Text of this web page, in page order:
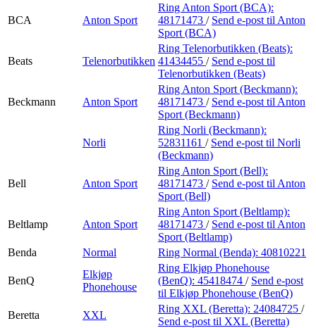
BCA Anton Sport
Ring Anton Sport (BCA):
48171473 / Send e-post til Anton
Sport (BCA)
Beats Telenorbutikken
Ring Telenorbutikken (Beats):
41434455 / Send e-post til
Telenorbutikken (Beats)
Beckmann Anton Sport
Ring Anton Sport (Beckmann):
48171473 / Send e-post til Anton
Sport (Beckmann)
Norli
Ring Norli (Beckmann):
52831161 / Send e-post til Norli
(Beckmann)
Bell Anton Sport
Ring Anton Sport (Bell):
48171473 / Send e-post til Anton
Sport (Bell)
Beltlamp Anton Sport
Ring Anton Sport (Beltlamp):
48171473 / Send e-post til Anton
Sport (Beltlamp)
Benda
Normal Ring Normal (Benda): 40810221
BenQ
Elkjøp
Phonehouse
Ring Elkjøp Phonehouse
(BenQ): 45418474 / Send e-post
til Elkjøp Phonehouse (BenQ)
Beretta
XXL
Ring XXL (Beretta): 24084725 /
Send e-post til XXL (Beretta)